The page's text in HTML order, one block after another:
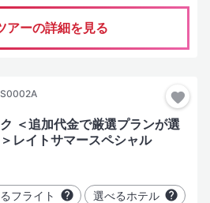
アーの詳細を見る
＜追加代金で厳選プランが選
レイトサマースペシャル
フライト 選べるホテル